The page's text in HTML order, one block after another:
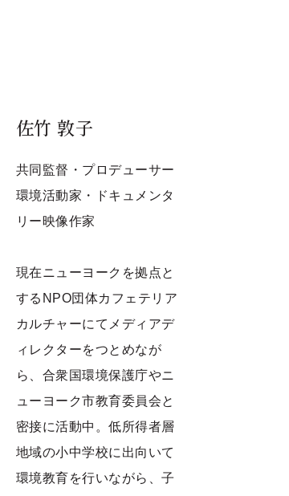
佐竹 敦子
​共同監督・プロデューサー
​環境活動家・ドキュメンタ
リー映像作家
現在ニューヨークを拠点と
するNPO団体カフェテリア
カルチャーにてメディアデ
ィレクターをつとめなが
ら、合衆国環境保護庁やニ
ューヨーク市教育委員会と
密接に活動中。低所得者層
地域の小中学校に出向いて
環境教育を行いながら、子